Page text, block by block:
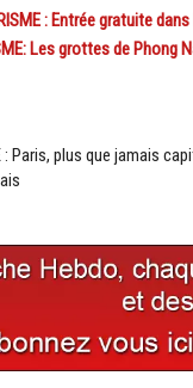
: Entrée gratuite
Les grottes de
: Paris, plus que jamais